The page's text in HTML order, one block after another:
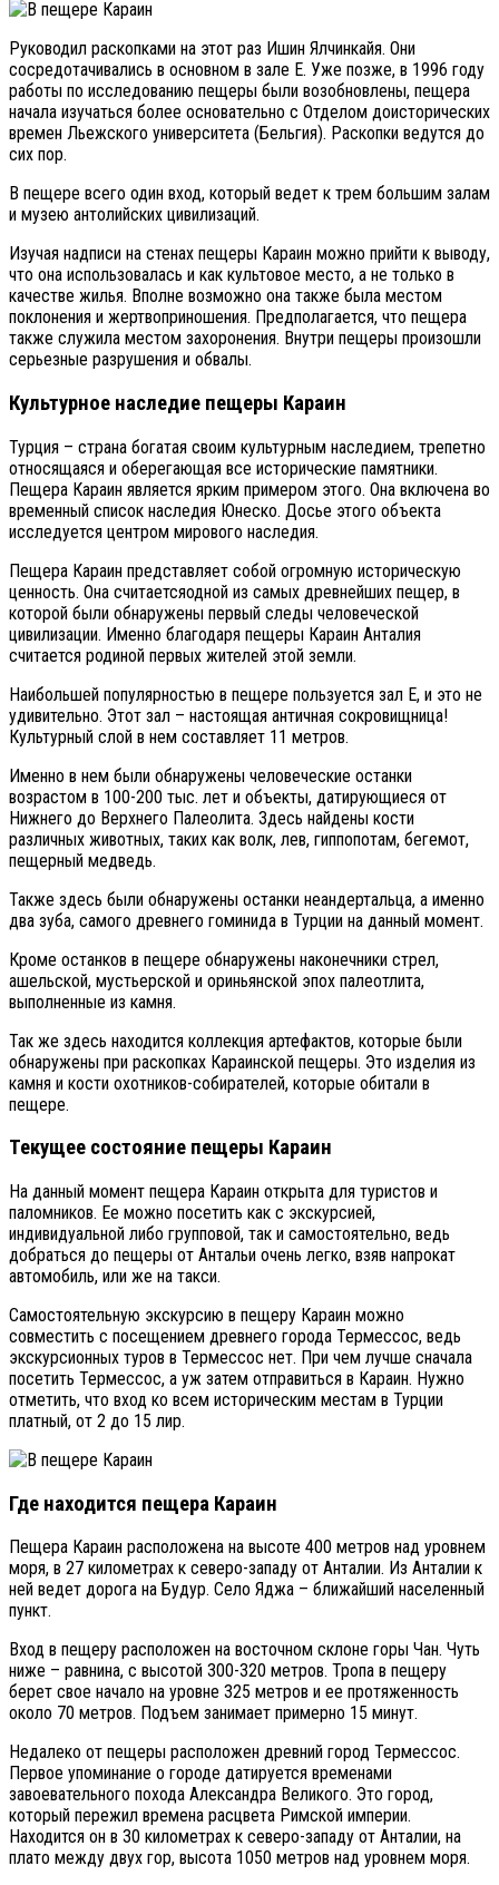
Руководил раскопками на этот раз Ишин Ялчинкайя. Они
сосредотачивались в основном в зале Е. Уже позже, в 1996 году
работы по исследованию пещеры были возобновлены, пещера
начала изучаться более основательно с Отделом доисторических
времен Льежского университета (Бельгия). Раскопки ведутся до
сих пор.
В пещере всего один вход, который ведет к трем большим залам
и музею антолийских цивилизаций.
Изучая надписи на стенах пещеры Караин можно прийти к выводу,
что она использовалась и как культовое место, а не только в
качестве жилья. Вполне возможно она также была местом
поклонения и жертвоприношения. Предполагается, что пещера
также служила местом захоронения. Внутри пещеры произошли
серьезные разрушения и обвалы.
Культурное наследие пещеры Караин
Турция – страна богатая своим культурным наследием, трепетно
относящаяся и оберегающая все исторические памятники.
Пещера Караин является ярким примером этого. Она включена во
временный список наследия Юнеско. Досье этого объекта
исследуется центром мирового наследия.
Пещера Караин представляет собой огромную историческую
ценность. Она считаетсяодной из самых древнейших пещер, в
которой были обнаружены первый следы человеческой
цивилизации. Именно благодаря пещеры Караин Анталия
считается родиной первых жителей этой земли.
Наибольшей популярностью в пещере пользуется зал Е, и это не
удивительно. Этот зал – настоящая античная сокровищница!
Культурный слой в нем составляет 11 метров.
Именно в нем были обнаружены человеческие останки
возрастом в 100-200 тыс. лет и объекты, датирующиеся от
Нижнего до Верхнего Палеолита. Здесь найдены кости
различных животных, таких как волк, лев, гиппопотам, бегемот,
пещерный медведь.
Также здесь были обнаружены останки неандертальца, а именно
два зуба, самого древнего гоминида в Турции на данный момент.
Кроме останков в пещере обнаружены наконечники стрел,
ашельской, мустьерской и ориньянской эпох палеотлита,
выполненные из камня.
Так же здесь находится коллекция артефактов, которые были
обнаружены при раскопках Караинской пещеры. Это изделия из
камня и кости охотников-собирателей, которые обитали в
пещере.
Текущее состояние пещеры Караин
На данный момент пещера Караин открыта для туристов и
паломников. Ее можно посетить как с экскурсией,
индивидуальной либо групповой, так и самостоятельно, ведь
добраться до пещеры от Антальи очень легко, взяв напрокат
автомобиль, или же на такси.
Самостоятельную экскурсию в пещеру Караин можно
совместить с посещением древнего города Термессос, ведь
экскурсионных туров в Термессос нет. При чем лучше сначала
посетить Термессос, а уж затем отправиться в Караин. Нужно
отметить, что вход ко всем историческим местам в Турции
платный, от 2 до 15 лир.
Где находится пещера Караин
Пещера Караин расположена на высоте 400 метров над уровнем
моря, в 27 километрах к северо-западу от Анталии. Из Анталии к
ней ведет дорога на Будур. Село Яджа – ближайший населенный
пункт.
Вход в пещеру расположен на восточном склоне горы Чан. Чуть
ниже – равнина, с высотой 300-320 метров. Тропа в пещеру
берет свое начало на уровне 325 метров и ее протяженность
около 70 метров. Подъем занимает примерно 15 минут.
Недалеко от пещеры расположен древний город Термессос.
Первое упоминание о городе датируется временами
завоевательного похода Александра Великого. Это город,
который пережил времена расцвета Римской империи.
Находится он в 30 километрах к северо-западу от Анталии, на
плато между двух гор, высота 1050 метров над уровнем моря.